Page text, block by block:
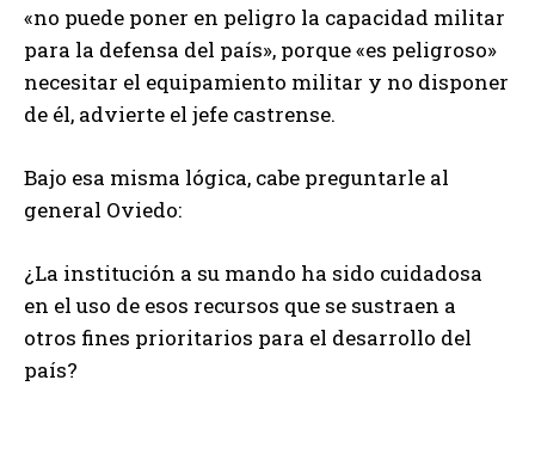
«no puede poner en peligro la capacidad militar
para la defensa del país», porque «es peligroso»
necesitar el equipamiento militar y no disponer
de él, advierte el jefe castrense.
Bajo esa misma lógica, cabe preguntarle al
general Oviedo:
¿La institución a su mando ha sido cuidadosa
en el uso de esos recursos que se sustraen a
otros fines prioritarios para el desarrollo del
país?